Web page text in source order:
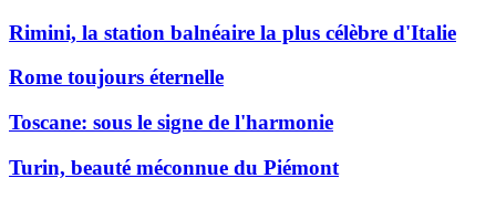
Rimini, la station balnéaire la plus célèbre d'Italie
Rome toujours éternelle
Toscane: sous le signe de l'harmonie
Turin, beauté méconnue du Piémont